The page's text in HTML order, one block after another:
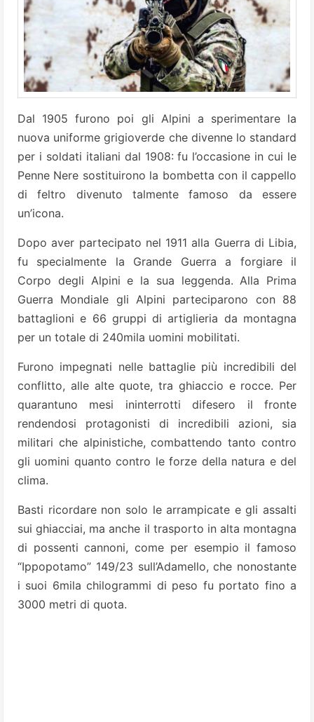
Dal 1905 furono poi gli Alpini a sperimentare la
nuova uniforme grigioverde che divenne lo standard
per i soldati italiani dal 1908: fu l’occasione in cui le
Penne Nere sostituirono la bombetta con il cappello
di feltro divenuto talmente famoso da essere
un’icona.
Dopo aver partecipato nel 1911 alla Guerra di Libia,
fu specialmente la Grande Guerra a forgiare il
Corpo degli Alpini e la sua leggenda. Alla Prima
Guerra Mondiale gli Alpini parteciparono con 88
battaglioni e 66 gruppi di artiglieria da montagna
per un totale di 240mila uomini mobilitati.
Furono impegnati nelle battaglie più incredibili del
conflitto, alle alte quote, tra ghiaccio e rocce. Per
quarantuno mesi ininterrotti difesero il fronte
rendendosi protagonisti di incredibili azioni, sia
militari che alpinistiche, combattendo tanto contro
gli uomini quanto contro le forze della natura e del
clima.
Basti ricordare non solo le arrampicate e gli assalti
sui ghiacciai, ma anche il trasporto in alta montagna
di possenti cannoni, come per esempio il famoso
“Ippopotamo” 149/23 sull’Adamello, che nonostante
i suoi 6mila chilogrammi di peso fu portato fino a
3000 metri di quota.